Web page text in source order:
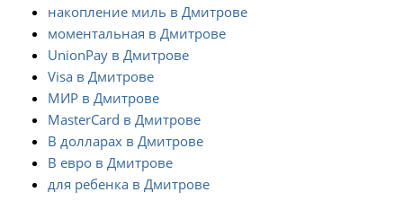
накопление миль в Дмитрове
моментальная в Дмитрове
UnionPay в Дмитрове
Visa в Дмитрове
МИР в Дмитрове
MasterCard в Дмитрове
В долларах в Дмитрове
В евро в Дмитрове
для ребенка в Дмитрове